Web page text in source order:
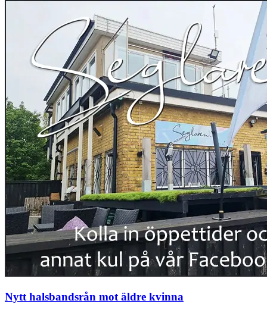
Nytt halsbandsrån mot äldre kvinna